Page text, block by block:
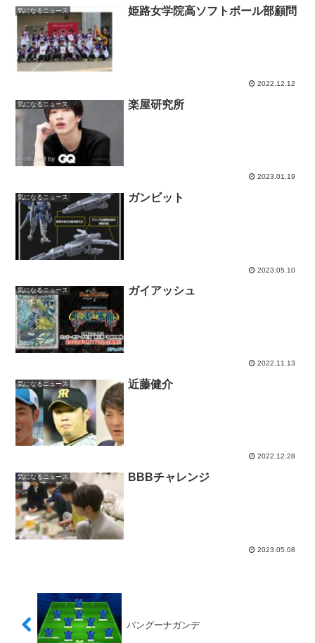
気になるニュース 姫路女学院高ソフトボール部顧問
2022.12.12
気になるニュース 楽屋研究所
2023.01.19
気になるニュース ガンビット
2023.05.10
気になるニュース ガイアッシュ
2022.11.13
気になるニュース 近藤健介
2022.12.28
気になるニュース BBBチャレンジ
2023.05.08
バングーナガンデ